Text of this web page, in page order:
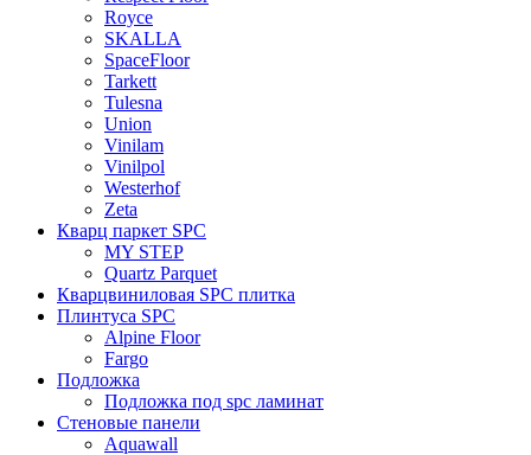
Royce
SKALLA
SpaceFloor
Tarkett
Tulesna
Union
Vinilam
Vinilpol
Westerhof
Zeta
Кварц паркет SPC
MY STEP
Quartz Parquet
Кварцвиниловая SPC плитка
Плинтуса SPC
Alpine Floor
Fargo
Подложка
Подложка под spc ламинат
Стеновые панели
Aquawall